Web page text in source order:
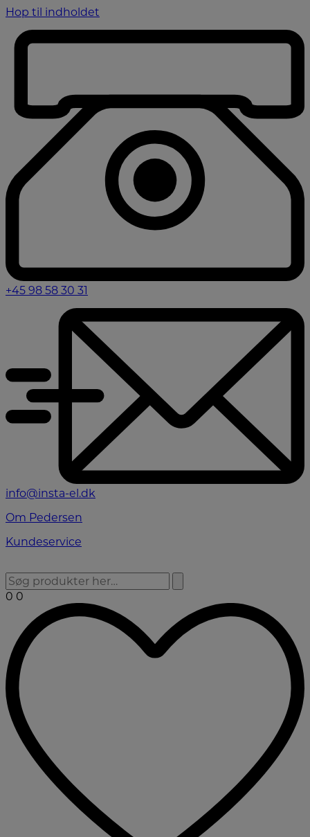
Hop til indholdet
+45 98 58 30 31
info@insta-el.dk
Om Pedersen
Kundeservice
0 0